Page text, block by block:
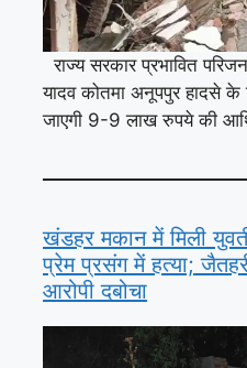
राज्य सरकार प्रभावित
यादव कोतमा अनूपपुर हादसे के
जाएगी 9-9 लाख रुपये की
खंडहर मकान में मिली
प्रेम प्रसंग में हत्या;
आरोपी दबोचा